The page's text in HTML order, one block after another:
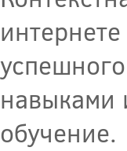
навыками
обучение.